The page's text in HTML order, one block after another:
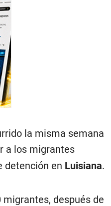
la misma semana
a los migrantes
detención en Luisiana.
después de